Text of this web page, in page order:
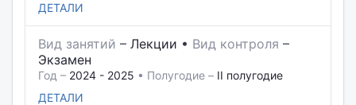
ДЕТАЛИ
Вид занятий – Лекции • Вид контроля –
Экзамен
Год – 2024 - 2025 • Полугодие – II полугодие
ДЕТАЛИ